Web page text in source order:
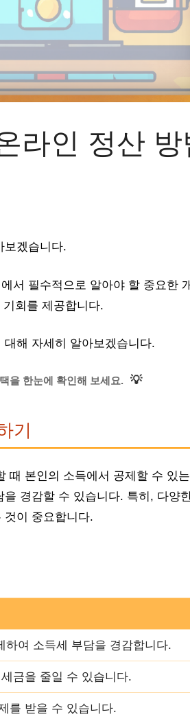
라인 정산 방
보겠습니다.
서 필수적으로 알아야 할 중요한
회를 제공합니다.
해 자세히 알아보겠습니다.
을 한눈에 확인해 보세요. 💡
기
때 본인의 소득에서 공제할 수 있
경감할 수 있습니다. 특히, 다양
것이 중요합니다.
하여 소득세 부담을 경감합니다.
금을 줄일 수 있습니다.
를 받을 수 있습니다.